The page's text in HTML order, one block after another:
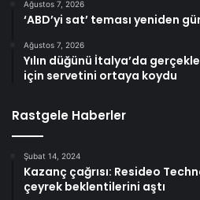
Ağustos 7, 2026
‘ABD’yi sat’ teması yeniden
Ağustos 7, 2026
Yılın düğünü İtalya’da
için servetini ortaya koydu
Rastgele Haberler
Şubat 14, 2024
Kazanç çağrısı: Resideo
çeyrek beklentilerini aştı